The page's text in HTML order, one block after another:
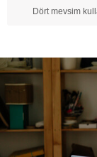
Dört mevsim